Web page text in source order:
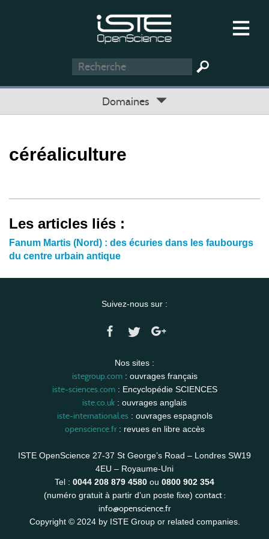
Domaines
céréaliculture
Les articles liés :
Fanum Martis (Nord) : des écuries dans les faubourgs
du centre urbain antique
Suivez-nous sur :
Nos sites :
istegroup.com: ouvrages français
iste-sciences.com: Encyclopédie SCIENCES
iste.co.uk : ouvrages anglais
iste-international.es: ouvrages espagnols
openscience.fr: revues en libre accès
ISTE OpenScience 27-37 St George’s Road – Londres SW19
4EU – Royaume-Uni
Tel : 0044 208 879 4580 ou 0800 902 354
(numéro gratuit à partir d’un poste fixe) contact :
info@openscience.fr
Copyright © 2024 by ISTE Group or related companies.